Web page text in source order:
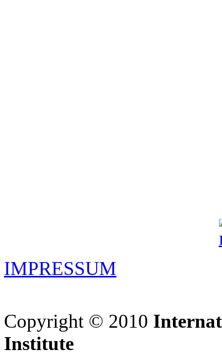
IMPRESSUM
Copyright © 2010
Institute